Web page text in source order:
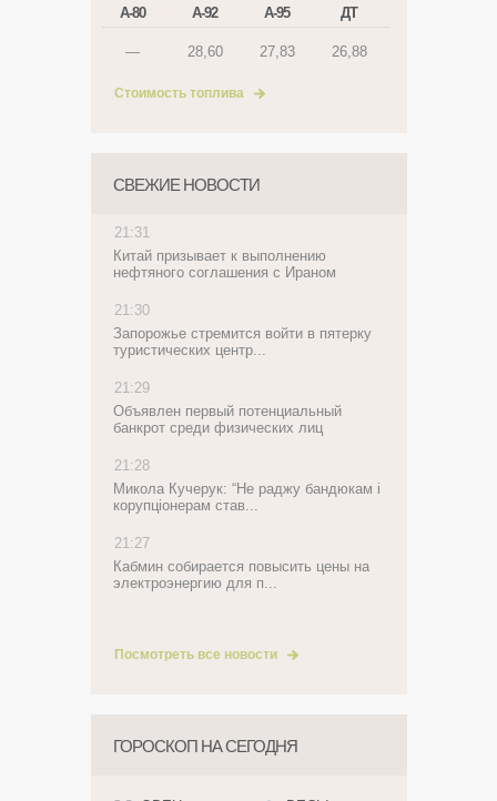
А-80 А-92 А-95 ДТ
— 28,60 27,83 26,88
Стоимость топлива
СВЕЖИЕ НОВОСТИ
21:31
Китай призывает к выполнению
нефтяного соглашения с Ираном
21:30
Запорожье стремится войти в пятерку
туристических центр...
21:29
Объявлен первый потенциальный
банкрот среди физических лиц
21:28
Микола Кучерук: “Не раджу бандюкам і
корупціонерам став...
21:27
Кабмин собирается повысить цены на
электроэнергию для п...
Посмотреть все новости
ГОРОСКОП НА СЕГОДНЯ